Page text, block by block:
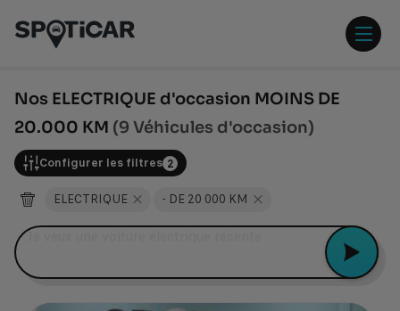
contenu
pied
Nos ELECTRIQUE d'occasion MOINS DE
20.000 KM (9 Véhicules d'occasion)
Configurer les filtres 2
ELECTRIQUE - DE 20 000 KM